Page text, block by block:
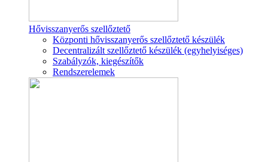
Hővisszanyerős szellőztető
Központi hővisszanyerős szellőztető készülék
Decentralizált szellőztető készülék (egyhelyiséges)
Szabályzók, kiegészítők
Rendszerelemek